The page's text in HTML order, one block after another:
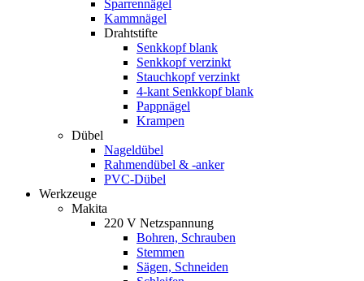
Sparrennägel
Kammnägel
Drahtstifte
Senkkopf blank
Senkkopf verzinkt
Stauchkopf verzinkt
4-kant Senkkopf blank
Pappnägel
Krampen
Dübel
Nageldübel
Rahmendübel & -anker
PVC-Dübel
Werkzeuge
Makita
220 V Netzspannung
Bohren, Schrauben
Stemmen
Sägen, Schneiden